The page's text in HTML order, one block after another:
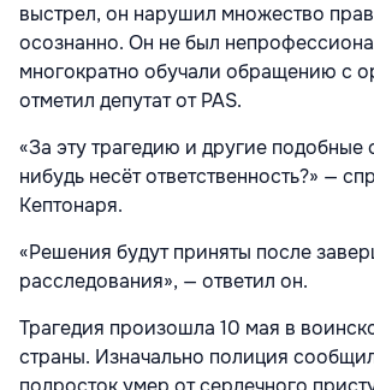
выстрел, он нарушил множество
осознанно. Он не был
многократно обучали обращению с
отметил депутат от PAS.
«За эту трагедию и другие подобные
нибудь несёт ответственность?» —
Кептонаря.
«Решения будут приняты после
расследования», — ответил он.
Трагедия произошла 10 мая в
страны. Изначально полиция